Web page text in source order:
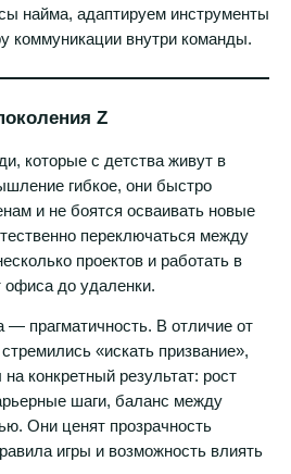
найма, адаптируем инструменты
коммуникации внутри команды.
Z
которые с детства живут в
гибкое, они быстро
и не боятся осваивать новые
переключаться между
проектов и работать в
до удаленки.
— прагматичность. В отличие от
«искать призвание»,
конкретный результат: рост
шаги, баланс между
Они ценят прозрачность
игры и возможность влиять